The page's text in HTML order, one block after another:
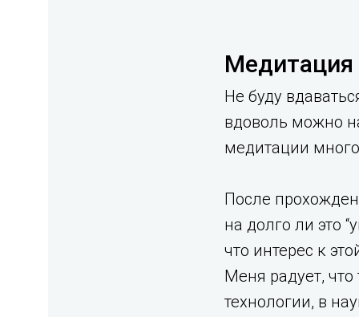
Медитация
Не буду
вдоволь можно
медитации
После
на долго ли это
что интерес к
Меня радует,
технологии, в